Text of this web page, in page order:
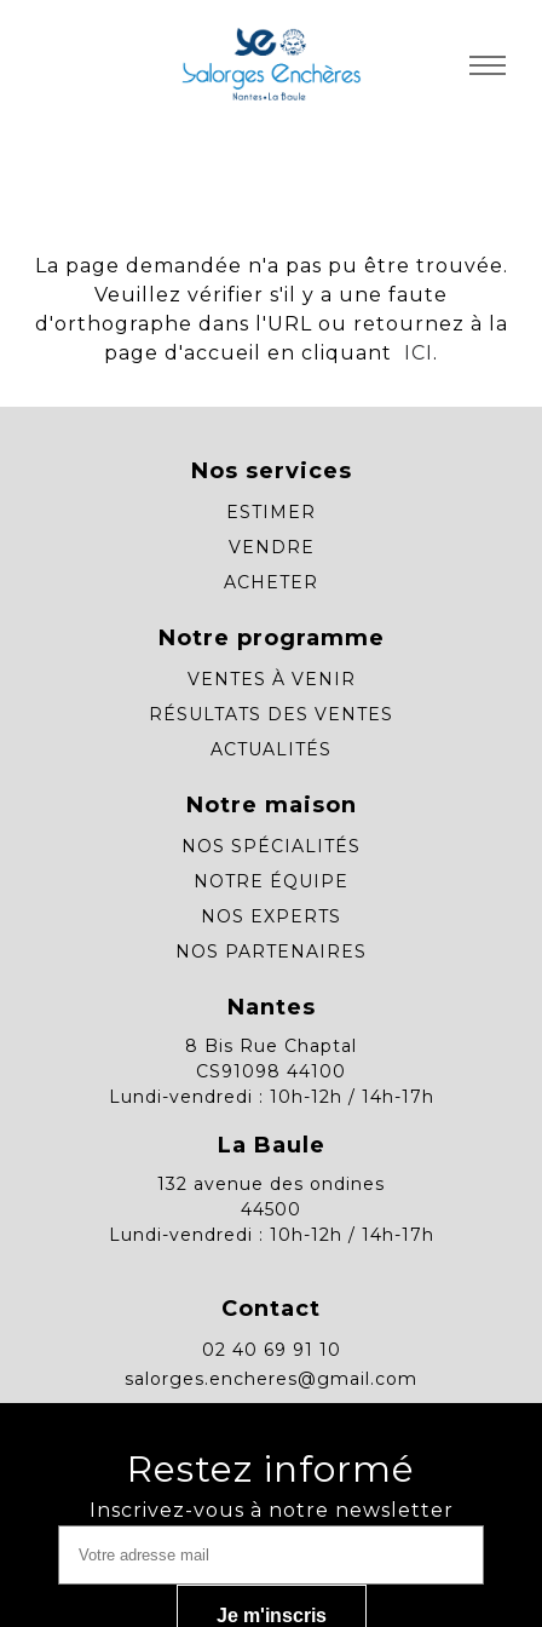
La page demandée n'a pas pu être trouvée.
Veuillez vérifier s'il y a une faute
d'orthographe dans l'URL ou retournez à la
page d'accueil en cliquant
ICI .
Nos services
ESTIMER
VENDRE
ACHETER
Notre programme
VENTES À VENIR
RÉSULTATS DES VENTES
ACTUALITÉS
Notre maison
NOS SPÉCIALITÉS
NOTRE ÉQUIPE
NOS EXPERTS
NOS PARTENAIRES
Nantes
8 Bis Rue Chaptal
CS91098 44100
Lundi-vendredi : 10h-12h / 14h-17h
La Baule
132 avenue des ondines
44500
Lundi-vendredi : 10h-12h / 14h-17h
Contact
02 40 69 91 10
salorges.encheres@gmail.com
Restez informé
Inscrivez-vous à notre newsletter